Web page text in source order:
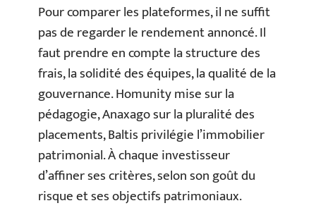
Pour comparer les plateformes, il ne suffit
pas de regarder le rendement annoncé. Il
faut prendre en compte la structure des
frais, la solidité des équipes, la qualité de la
gouvernance. Homunity mise sur la
pédagogie, Anaxago sur la pluralité des
placements, Baltis privilégie l’immobilier
patrimonial. À chaque investisseur
d’affiner ses critères, selon son goût du
risque et ses objectifs patrimoniaux.